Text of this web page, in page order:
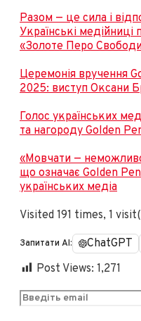
Разом — це сила і
Українські
«Золоте Перо
Церемонія вручення
2025: виступ Оксани
Голос українських
та нагороду Golden
«Мовчати —
що означає Golden
українських медіа
Visited 191 times, 1
Запитати AI: ChatGPT
Post Views: 1,271